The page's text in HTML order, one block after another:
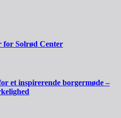
for Solrød Center
et inspirerende borgermøde –